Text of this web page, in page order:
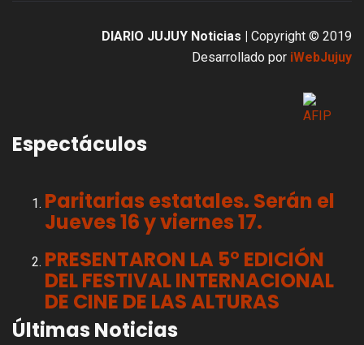
DIARIO JUJUY Noticias | Copyright © 2019
Desarrollado por iWebJujuy
Espectáculos
Paritarias estatales. Serán el
Jueves 16 y viernes 17.
PRESENTARON LA 5° EDICIÓN
DEL FESTIVAL INTERNACIONAL
DE CINE DE LAS ALTURAS
Últimas Noticias